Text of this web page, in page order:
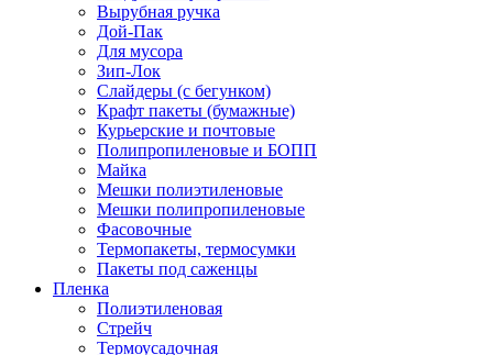
Вырубная ручка
Дой-Пак
Для мусора
Зип-Лок
Слайдеры (с бегунком)
Крафт пакеты (бумажные)
Курьерские и почтовые
Полипропиленовые и БОПП
Майка
Мешки полиэтиленовые
Мешки полипропиленовые
Фасовочные
Термопакеты, термосумки
Пакеты под саженцы
Пленка
Полиэтиленовая
Стрейч
Термоусадочная